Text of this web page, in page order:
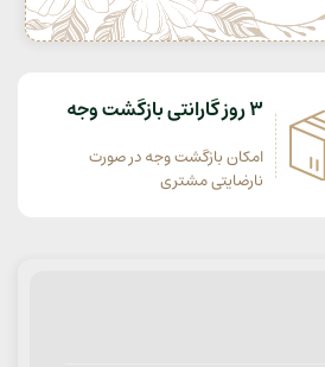
3 روز گارانتی بازگشت وجه
امکان بازگشت وجه در صورت
نارضایتی مشتری